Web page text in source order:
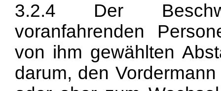
3.2.4 Der
voranfahrenden
von ihm gewählten
darum, den